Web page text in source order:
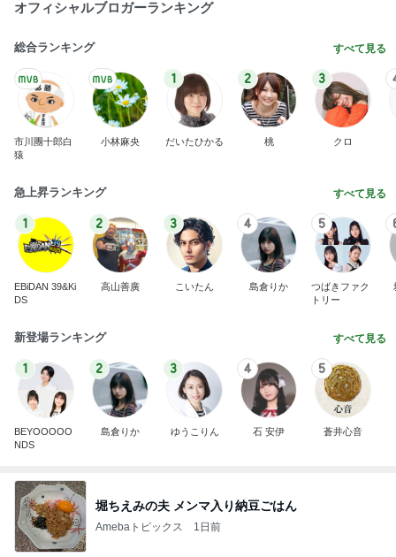
オフィシャルブロガーランキング
総合ランキング すべて見る
市川團十郎白
猿
小林麻央
1
だいたひかる
2
桃
3
クロ
急上昇ランキング すべて見る
1
EBiDAN 39&Ki
DS
2
高山善廣
3
こいたん
4
島倉りか
5
つばきファク
トリー
新登場ランキング すべて見る
1
BEYOOOOO
NDS
2
島倉りか
3
ゆうこりん
4
石 安伊
5
蒼井心音
堀ちえみの夫 メンマ入り納豆ごはん
Amebaトピックス 1日前